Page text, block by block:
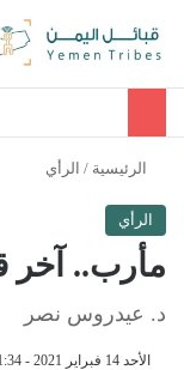
الرئيسية / الرأي
الرأي
مأرب.. آخر
د. عيدروس نصر
الأحد 14 فبراير 2021 - 1:34 مساءً